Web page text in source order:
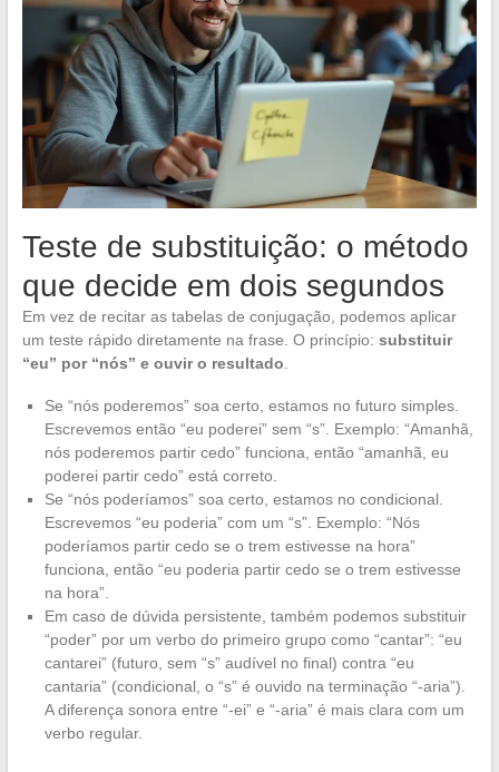
Teste de substituição: o método
que decide em dois segundos
Em vez de recitar as tabelas de conjugação, podemos aplicar
um teste rápido diretamente na frase. O princípio: substituir
“eu” por “nós” e ouvir o resultado.
Se “nós poderemos” soa certo, estamos no futuro simples.
Escrevemos então “eu poderei” sem “s”. Exemplo: “Amanhã,
nós poderemos partir cedo” funciona, então “amanhã, eu
poderei partir cedo” está correto.
Se “nós poderíamos” soa certo, estamos no condicional.
Escrevemos “eu poderia” com um “s”. Exemplo: “Nós
poderíamos partir cedo se o trem estivesse na hora”
funciona, então “eu poderia partir cedo se o trem estivesse
na hora”.
Em caso de dúvida persistente, também podemos substituir
“poder” por um verbo do primeiro grupo como “cantar”: “eu
cantarei” (futuro, sem “s” audível no final) contra “eu
cantaria” (condicional, o “s” é ouvido na terminação “-aria”).
A diferença sonora entre “-ei” e “-aria” é mais clara com um
verbo regular.